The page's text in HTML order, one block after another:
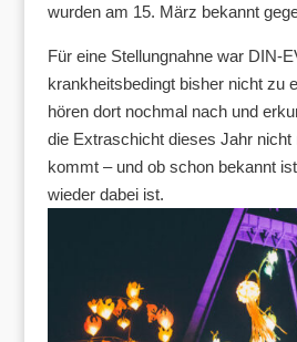
wurden am 15. März bekannt
Für eine Stellungnahne war DIN-
krankheitsbedingt bisher nicht zu
hören dort nochmal nach und
die Extraschicht dieses Jahr nicht
kommt – und ob schon bekannt
wieder dabei ist.